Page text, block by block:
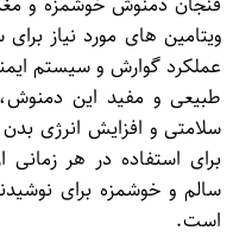
ویتامین های مورد نیاز
عملکرد گوارش و سیستم
طبیعی و مفید این
سلامتی و افزایش انرژی
برای استفاده در هر
سالم و خوشمزه برای
است.